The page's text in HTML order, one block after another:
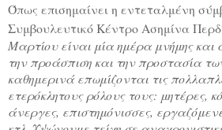
Όπως επισημαίνει η εντεταλμένη
Συμβουλευτικό Κέντρο Ασημίνα
Μαρτίου είναι μία ημέρα μνήμης
την προάσπιση και την προστασία
καθημερινά επωμίζονται τις
ετερόκλητους ρόλους τους: μητέρες,
άνεργες, επιστημόνισσες,